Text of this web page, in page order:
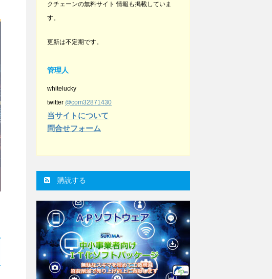
クチェーンの無料サイト 情報も掲載していま
す。
更新は不定期です。
管理人
whitelucky
twitter @com32871430
当サイトについて
問合せフォーム
購読する